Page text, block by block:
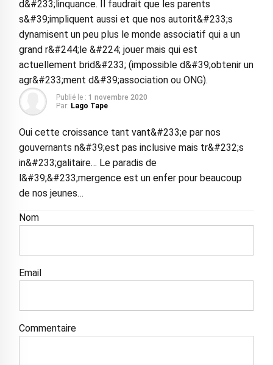
d&#233;linquance. Il faudrait que les parents
s&#39;impliquent aussi et que nos autorit&#233;s
dynamisent un peu plus le monde associatif qui a un
grand r&#244;le &#224; jouer mais qui est
actuellement brid&#233; (impossible d&#39;obtenir un
agr&#233;ment d&#39;association ou ONG).
Publié le : 1 novembre 2020
Par: Lago Tape
Oui cette croissance tant vant&#233;e par nos
gouvernants n&#39;est pas inclusive mais tr&#232;s
in&#233;galitaire… Le paradis de
l&#39;&#233;mergence est un enfer pour beaucoup
de nos jeunes…
Nom
Email
Commentaire